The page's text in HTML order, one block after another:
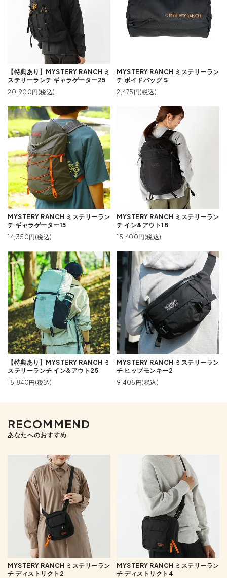
【特典あり】MYSTERY RANCH ミ
ステリーランチ ギャラゲーター25
20,900円(税込)
MYSTERY RANCH ミステリーラン
チ ボイドバッグ S
2,475円(税込)
MYSTERY RANCH ミステリーラン
チ ギャラゲーター15
14,350円(税込)
MYSTERY RANCH ミステリーラン
チ イン&アウト18
15,400円(税込)
【特典あり】MYSTERY RANCH ミ
ステリーランチ イン&アウト25
15,840円(税込)
MYSTERY RANCH ミステリーラン
チ ヒップモンキー2
9,405円(税込)
RECOMMEND
あなたへのおすすめ
MYSTERY RANCH ミステリーラン
チ ディストリクト2
MYSTERY RANCH ミステリーラン
チ ディストリクト4